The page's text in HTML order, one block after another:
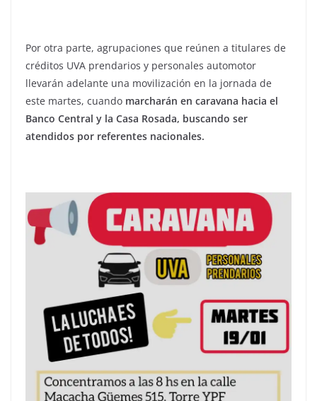
Por otra parte, agrupaciones que reúnen a titulares de
créditos UVA prendarios y personales automotor
llevarán adelante una movilización en la jornada de
este martes, cuando marcharán en caravana hacia el
Banco Central y la Casa Rosada, buscando ser
atendidos por referentes nacionales.